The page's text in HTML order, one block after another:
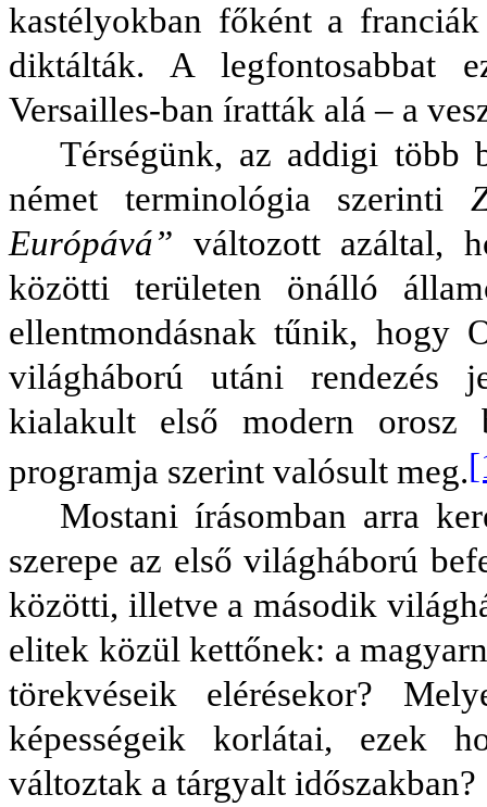
kastélyokban főként a
diktálták. A legfontosabbat
Versailles-ban íratták alá – a
Térségünk, az addigi több
német terminológia szerinti
Európává” változott azáltal,
közötti területen önálló
ellentmondásnak tűnik, hogy
világháború utáni rendezés
kialakult első modern orosz
programja szerint valósult meg.
Mostani írásomban arra
szerepe az első világháború
közötti, illetve a második
elitek közül kettőnek: a
törekvéseik elérésekor?
képességeik korlátai, ezek
változtak a tárgyalt időszakban?